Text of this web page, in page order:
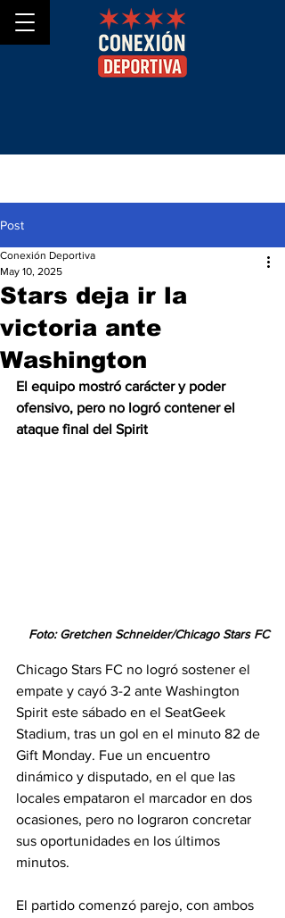
Post
Stars deja ir la
victoria ante
Washington
Conexión Deportiva
May 10, 2025
El equipo mostró carácter y poder
ofensivo, pero no logró contener el
ataque final del Spirit
Foto: Gretchen Schneider/Chicago Stars FC
Chicago Stars FC no logró sostener el
empate y cayó 3-2 ante Washington
Spirit este sábado en el SeatGeek
Stadium, tras un gol en el minuto 82 de
Gift Monday. Fue un encuentro
dinámico y disputado, en el que las
locales empataron el marcador en dos
ocasiones, pero no lograron concretar
sus oportunidades en los últimos
minutos.
El partido comenzó parejo, con ambos